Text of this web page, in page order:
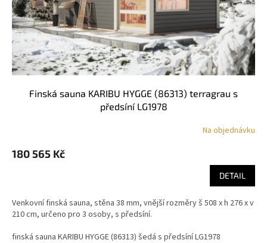
finská sauna KARIBU HYGGE (86313) terragrau s
předsíní LG1978
Na objednávku
180 565 Kč
DETAIL
Venkovní finská sauna, stěna 38 mm, vnější rozměry š 508 x h 276 x v
210 cm, určeno pro 3 osoby, s předsíní.
finská sauna KARIBU HYGGE (86313) šedá s předsíní LG1978